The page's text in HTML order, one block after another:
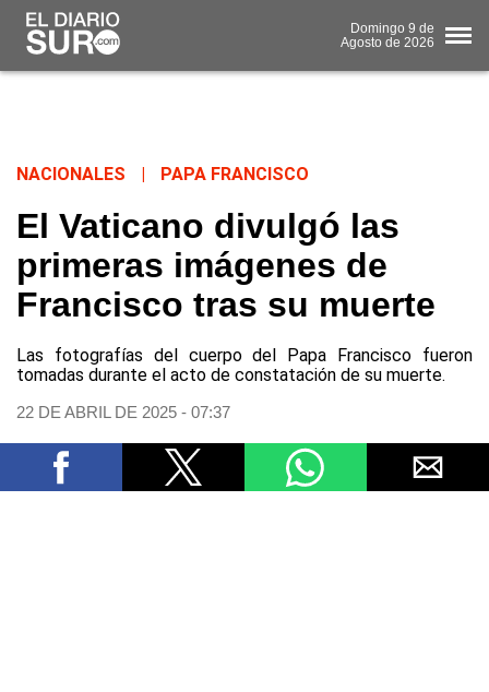
Domingo 9 de
Agosto de 2026
NACIONALES PAPA FRANCISCO
El Vaticano divulgó las
primeras imágenes de
Francisco tras su muerte
Las fotografías del cuerpo del Papa Francisco fueron
tomadas durante el acto de constatación de su muerte.
22 DE ABRIL DE 2025 - 07:37